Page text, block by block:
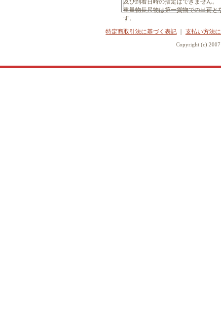
及び到着日時の指定はできません。
重量物長尺物は第一貨物での出荷と
す。
特定商取引法に基づく表記
支払い方法
Copyright (c)